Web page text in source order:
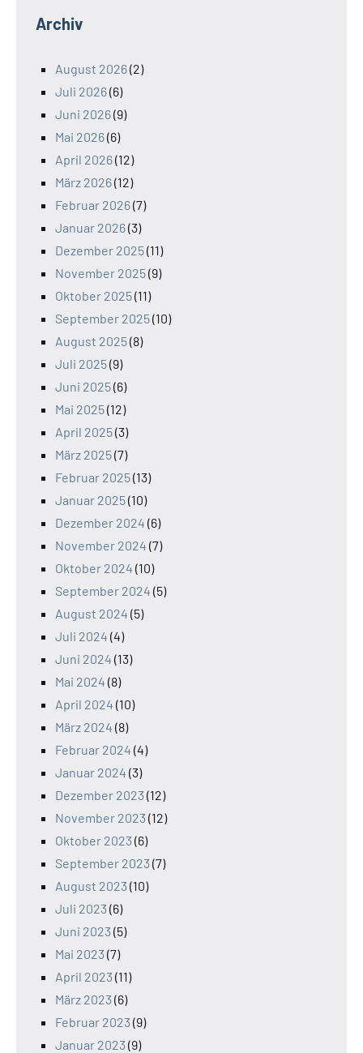
Archiv
August 2026(2)
Juli 2026(6)
Juni 2026(9)
Mai 2026(6)
April 2026(12)
März 2026(12)
Februar 2026(7)
Januar 2026(3)
Dezember 2025(11)
November 2025(9)
Oktober 2025(11)
September 2025(10)
August 2025(8)
Juli 2025(9)
Juni 2025(6)
Mai 2025(12)
April 2025(3)
März 2025(7)
Februar 2025(13)
Januar 2025(10)
Dezember 2024 (6)
November 2024 (7)
Oktober 2024 (10)
September 2024 (5)
August 2024 (5)
Juli 2024 (4)
Juni 2024 (13)
Mai 2024 (8)
April 2024 (10)
März 2024 (8)
Februar 2024 (4)
Januar 2024 (3)
Dezember 2023(12)
November 2023(12)
Oktober 2023(6)
September 2023(7)
August 2023(10)
Juli 2023(6)
Juni 2023(5)
Mai 2023(7)
April 2023(11)
März 2023(6)
Februar 2023(9)
Januar 2023(9)